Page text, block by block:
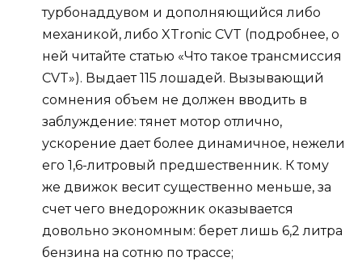
турбонаддувом и дополняющийся либо
механикой, либо XTronic CVT (подробнее, о
ней читайте статью «Что такое трансмиссия
CVT»). Выдает 115 лошадей. Вызывающий
сомнения объем не должен вводить в
заблуждение: тянет мотор отлично,
ускорение дает более динамичное, нежели
его 1,6-литровый предшественник. К тому
же движок весит существенно меньше, за
счет чего внедорожник оказывается
довольно экономным: берет лишь 6,2 литра
бензина на сотню по трассе;